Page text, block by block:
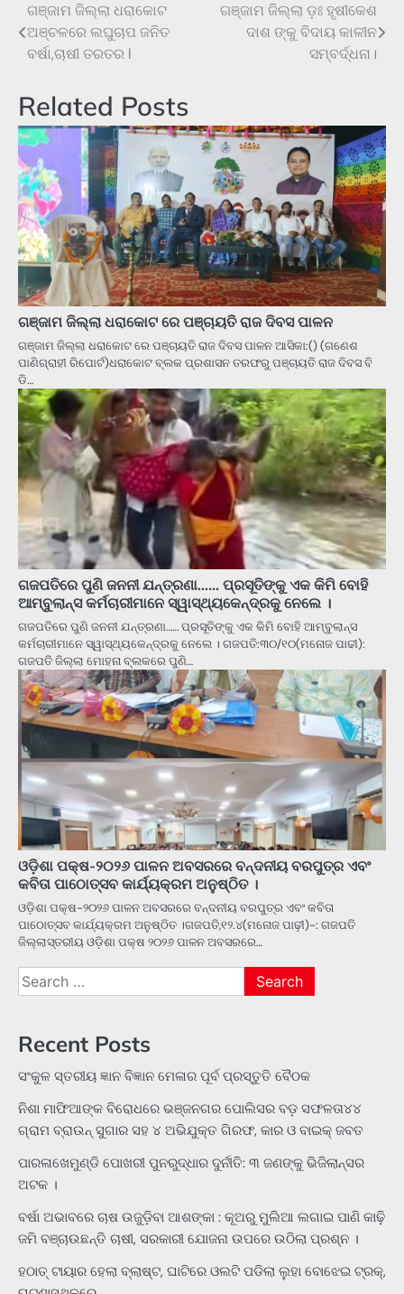
Post
navigation
ଗଞ୍ଜାମ ଜିଲ୍ଲା ଧରାକୋଟ
ଅଞ୍ଚଳରେ ଲଘୁଚାପ ଜନିତ
ବର୍ଷା,ଚାଷୀ ତରତର l
ଗଞ୍ଜାମ ଜିଲ୍ଲା ଡ଼ଃ ହୃଷୀକେଶ
ଦାଶ ଙ୍କୁ ବିଦାୟ କାଳୀନ
ସମ୍ବର୍ଦ୍ଧନା।
Related Posts
ଗଞ୍ଜାମ ଜିଲ୍ଲା ଧରାକୋଟ ରେ ପଞ୍ଚାୟତି ରାଜ ଦିବସ ପାଳନ
ଗଞ୍ଜାମ ଜିଲ୍ଲା ଧରାକୋଟ ରେ ପଞ୍ଚାୟତି ରାଜ ଦିବସ ପାଳନ ଆସିକା:() (ଗଣେଶ
ପାଣିଗ୍ରାହୀ ରିପୋର୍ଟ)ଧରାକୋଟ ବ୍ଲକ ପ୍ରଶାସନ ତରଫରୁ ପଞ୍ଚାୟତି ରାଜ ଦିବସ ବି
ଡି…
ଗଜପତିରେ ପୁଣି ଜନନୀ ଯନ୍ତ୍ରଣା…… ପ୍ରସୂତିଙ୍କୁ ଏକ କିମି ବୋହି
ଆମ୍ବୁଲାନ୍ସ କର୍ମଚାରୀମାନେ ସ୍ୱାସ୍ଥ୍ୟକେନ୍ଦ୍ରକୁ ନେଲେ ।
ଗଜପତିରେ ପୁଣି ଜନନୀ ଯନ୍ତ୍ରଣା…… ପ୍ରସୂତିଙ୍କୁ ଏକ କିମି ବୋହି ଆମ୍ବୁଲାନ୍ସ
କର୍ମଚାରୀମାନେ ସ୍ୱାସ୍ଥ୍ୟକେନ୍ଦ୍ରକୁ ନେଲେ । ଗଜପତି:୩୦/୧୦(ମନୋଜ ପାଢୀ):
ଗଜପତି ଜିଲ୍ଲା ମୋହନା ବ୍ଲକରେ ପୁଣି…
ଓଡ଼ିଶା ପକ୍ଷ-୨୦୨୬ ପାଳନ ଅବସରରେ ବନ୍ଦନୀୟ ବରପୁତ୍ର ଏବଂ
କବିତା ପାଠୋତ୍ସବ କାର୍ଯ୍ୟକ୍ରମ ଅନୁଷ୍ଠିତ ।
ଓଡ଼ିଶା ପକ୍ଷ-୨୦୨୬ ପାଳନ ଅବସରରେ ବନ୍ଦନୀୟ ବରପୁତ୍ର ଏବଂ କବିତା
ପାଠୋତ୍ସବ କାର୍ଯ୍ୟକ୍ରମ ଅନୁଷ୍ଠିତ ।ଗଜପତି,୧୨.୪(ମନୋଜ ପାଢ଼ୀ)-: ଗଜପତି
ଜିଲ୍ଲାସ୍ତରୀୟ ଓଡ଼ିଶା ପକ୍ଷ ୨୦୨୬ ପାଳନ ଅବସରରେ…
Search
for:
Recent Posts
ସଂକୁଳ ସ୍ତରୀୟ ଜ୍ଞାନ ବିଜ୍ଞାନ ମେଳାର ପୂର୍ବ ପ୍ରସ୍ତୁତି ବୈଠକ
ନିଶା ମାଫିଆଙ୍କ ବିରୋଧରେ ଭଞ୍ଜନଗର ପୋଲିସର ବଡ଼ ସଫଳତା୪୪
ଗ୍ରାମ ବ୍ରାଉନ୍ ସୁଗାର ସହ ୪ ଅଭିଯୁକ୍ତ ଗିରଫ, କାର ଓ ବାଇକ୍ ଜବତ
ପାରଳାଖେମୁଣ୍ଡି ପୋଖରୀ ପୁନରୁଦ୍ଧାର ଦୁର୍ନୀତି: ୩ ଜଣଙ୍କୁ ଭିଜିଲାନ୍ସର
ଅଟକ ।
ବର୍ଷା ଅଭାବରେ ଚାଷ ଉଜୁଡ଼ିବା ଆଶଙ୍କା : କୂଅରୁ ମୁଲିଆ ଲଗାଇ ପାଣି କାଢ଼ି
ଜମି ବଞ୍ଚାଉଛନ୍ତି ଚାଷୀ, ସରକାରୀ ଯୋଜନା ଉପରେ ଉଠିଲା ପ୍ରଶ୍ନ ।
ହଠାତ୍‌ ଟାୟାର ହେଲା ବ୍ଲାଷ୍ଟ, ଘାଟିରେ ଓଲଟି ପଡିଲା ଲୁହା ବୋଝେଇ ଟ୍ରକ୍‌,